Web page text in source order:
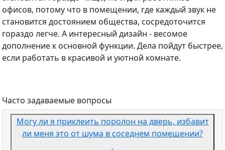
офисов, потому что в помещении, где каждый звук не
становится достоянием общества, сосредоточится
гораздо легче. А интересный дизайн - весомое
дополнение к основной функции. Дела пойдут быстрее,
если работать в красивой и уютной комнате.
Часто задаваемые вопросы
Могу ли я приклеить поролон на дверь, избавит
ли меня это от шума в соседнем помещении?